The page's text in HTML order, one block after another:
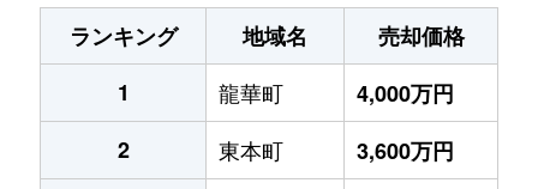
ランキング
地域名
売却価格
1
龍華町
4,000万円
2
東本町
3,600万円